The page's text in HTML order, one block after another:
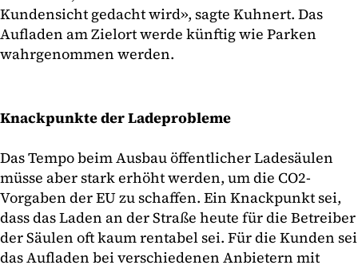
Kundensicht gedacht wird», sagte Kuhnert. Das
Aufladen am Zielort werde künftig wie Parken
wahrgenommen werden.
Knackpunkte der Ladeprobleme
Das Tempo beim Ausbau öffentlicher Ladesäulen
müsse aber stark erhöht werden, um die CO2-
Vorgaben der EU zu schaffen. Ein Knackpunkt sei,
dass das Laden an der Straße heute für die Betreiber
der Säulen oft kaum rentabel sei. Für die Kunden sei
das Aufladen bei verschiedenen Anbietern mit